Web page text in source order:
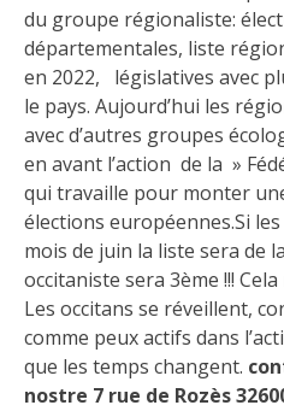
du groupe régionaliste:
départementales, liste
en 2022, législatives avec
le pays. Aujourd’hui les
avec d’autres groupes
en avant l’action de la »
qui travaille pour monter
élections européennes.Si
mois de juin la liste sera de
occitaniste sera 3ème !!!
Les occitans se réveillent,
comme peux actifs dans
que les temps changent.
nostre 7 rue de Rozès